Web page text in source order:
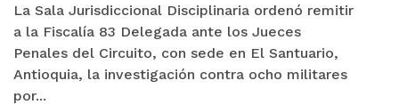
La Sala Jurisdiccional Disciplinaria ordenó remitir
a la Fiscalía 83 Delegada ante los Jueces
Penales del Circuito, con sede en El Santuario,
Antioquia, la investigación contra ocho militares
por...